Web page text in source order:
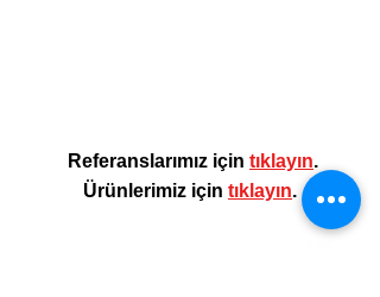
Referanslarımız için tıklayın.
Ürünlerimiz için tıklayın.